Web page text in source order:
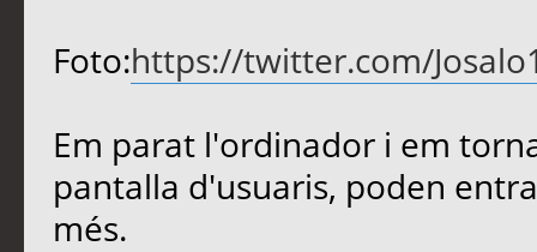
Foto:https://twitter.com/
Em parat l'ordinador i em
pantalla d'usuaris, poden
més.